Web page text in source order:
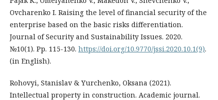
Ovcharenko I. Raising the level of financial security of the
enterprise based on the basic risks differentiation.
Journal of Security and Sustainability Issues. 2020.
№10(1). Рр. 115-130. https://doi.org/10.9770/jssi.2020.10.1(9).
(in English).
Rohovyi, Stanislav & Yurchenko, Oksana (2021).
Intellectual property in construction. Academic journal.